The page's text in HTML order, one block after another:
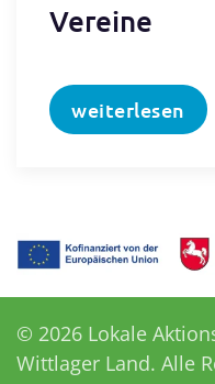
Vereine
weiterlesen
© 2026 Lokale
Wittlager Land. Alle